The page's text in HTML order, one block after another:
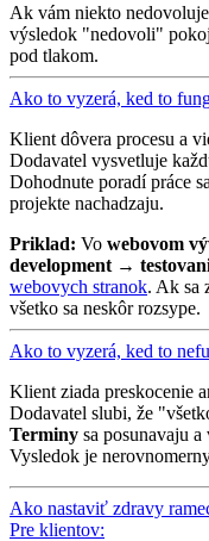
Ak vám niekto
výsledok "nedovoli"
pod tlakom.
Ako to vyzerá, ked to
Klient dôvera procesu a
Dodavatel vysvetluje
Dohodnute poradí práce
projekte nachadzaju.
Priklad: Vo webovom
development →
webovych stranok. Ak sa
všetko sa neskôr rozsype.
Ako to vyzerá, ked to
Klient ziada preskocenie
Dodavatel slubi, že
Terminy sa posunavaju
Vysledok je
Ako nastaviť zdravy
Pre klientov: